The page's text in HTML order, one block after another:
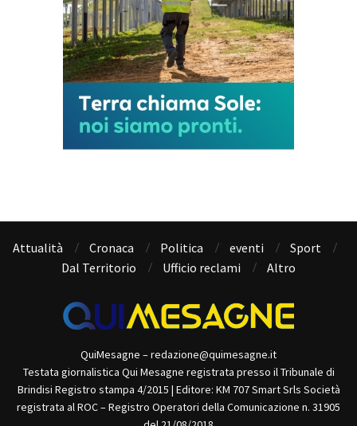
Attualità Cronaca Politica eventi
Sport
Dal Territorio
Ufficio reclami Altro
QuiMesagne – redazione@quimesagne.it
Testata giornalistica Qui Mesagne registrata presso il Tribunale di
Brindisi Registro stampa 4/2015 | Editore: KM 707 Smart Srls Società
registrata al ROC – Registro Operatori della Comunicazione n. 31905